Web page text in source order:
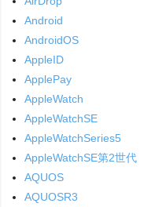
Android
AndroidOS
AppleID
ApplePay
AppleWatch
AppleWatchSE
AppleWatchSeries5
AppleWatchSE第2世代
AQUOS
AQUOSR3